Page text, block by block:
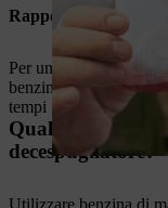
Rapporti di
Per un rapporto di
benzina e 0,10 litri,
tempi STIHL
Qual è la benzina
decespugliatore?
Utilizzare benzina di